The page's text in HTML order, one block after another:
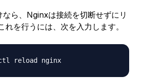
ら、Nginxは接続を切断せずにリ
れを行うには、次を入力します。